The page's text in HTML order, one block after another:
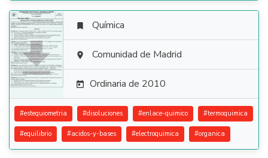

 Química
 Comunidad de Madrid
 Ordinaria de 2010
#estequiometria #disoluciones #enlace-quimico #termoquimica
#equilibrio #acidos-y-bases #electroquimica #organica